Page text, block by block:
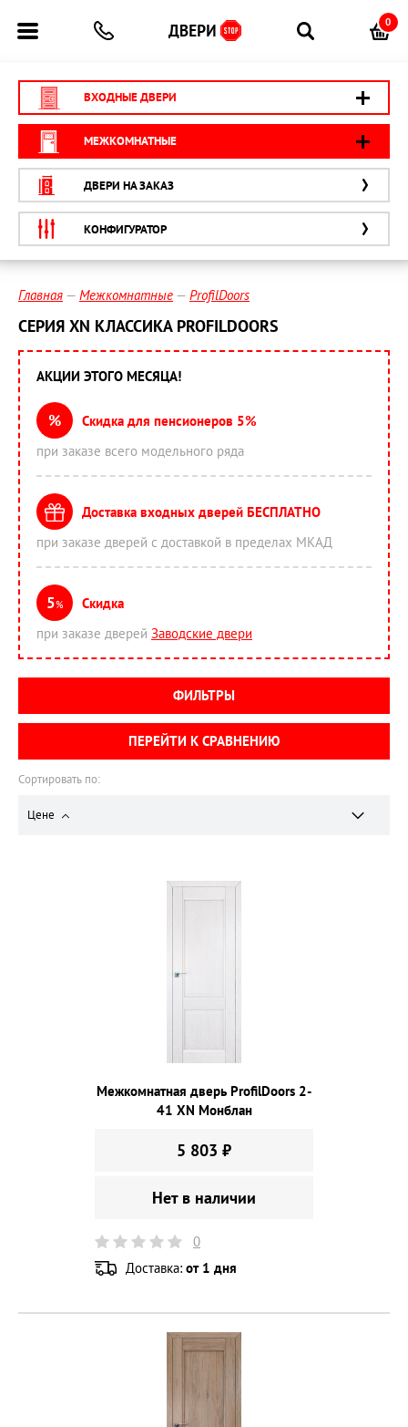
0
ВХОДНЫЕ ДВЕРИ
МЕЖКОМНАТНЫЕ
ДВЕРИ НА ЗАКАЗ
КОНФИГУРАТОР
Главная Межкомнатные ProfilDoors
СЕРИЯ XN КЛАССИКА PROFILDOORS
Сортировать по:
Цене
Межкомнатная дверь ProfilDoors 2-
41 XN Монблан
5 803 ₽
Нет в наличии
0
Доставка: от 1 дня
АКЦИИ ЭТОГО МЕСЯЦА!
%
Скидка для пенсионеров 5%
при заказе всего модельного ряда
Доставка входных дверей БЕСПЛАТНО
при заказе дверей с доставкой в пределах МКАД
5%
Скидка
при заказе дверей Заводские двери
ФИЛЬТРЫ
ПЕРЕЙТИ К СРАВНЕНИЮ